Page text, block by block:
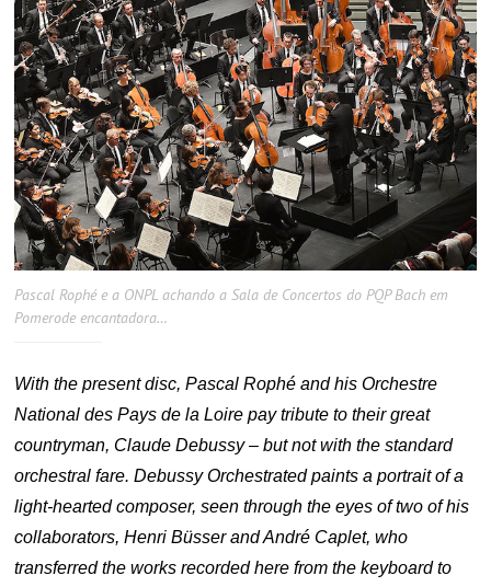
Pascal Rophé e a ONPL achando a Sala de Concertos do PQP Bach em
Pomerode encantadora…
With the present disc, Pascal Rophé and his Orchestre
National des Pays de la Loire pay tribute to their great
countryman, Claude Debussy – but not with the standard
orchestral fare. Debussy Orchestrated paints a portrait of a
light-hearted composer, seen through the eyes of two of his
collaborators, Henri Büsser and André Caplet, who
transferred the works recorded here from the keyboard to